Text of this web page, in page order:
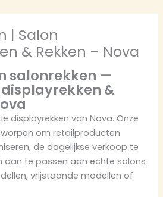
| Salon
& Rekken – Nova
salonrekken —
&
displayrekken van Nova. Onze
om retailproducten
de dagelijkse verkoop te
aan te passen aan echte salons
vrijstaande modellen of